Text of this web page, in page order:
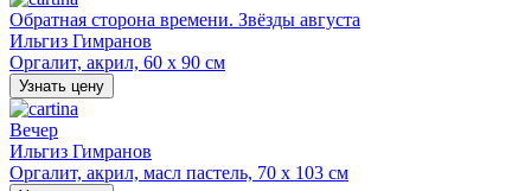
Обратная сторона времени. Звёзды августа
Ильгиз Гимранов
Оргалит, акрил, 60 х 90 см
Узнать цену
Вечер
Ильгиз Гимранов
Оргалит, акрил, масл пастель, 70 х 103 см